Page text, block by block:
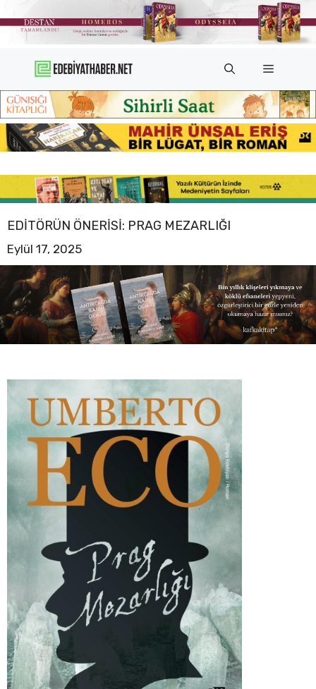
atla
Menü
EDITÖRÜN ÖNERISI: PRAG MEZARLIĞI
Eylül 17, 2025